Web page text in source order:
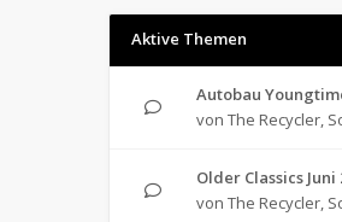
Aktive Themen
Autobau
von The Recycler,
Older Classics Juni
von The Recycler,